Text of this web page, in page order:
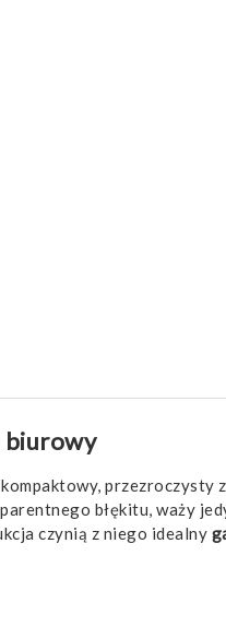
biurowy
przezroczysty
błękitu, waży
czynią z niego idealny